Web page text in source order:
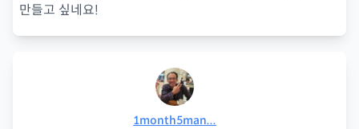
만들고 싶네요!
1month5man...